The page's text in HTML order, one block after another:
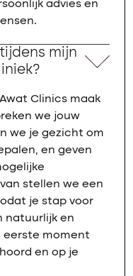
advies en
mijn
Clinics maak
we jouw
we je gezicht om
en geven
stellen we een
je stap voor
natuurlijk en
eerste moment
en op je